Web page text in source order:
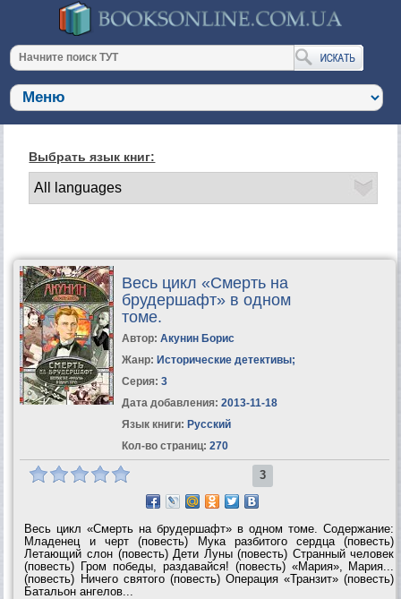
Выбрать язык книг:
Весь цикл «Смерть на
брудершафт» в одном
томе.
Автор: Акунин Борис
Жанр: Исторические детективы;
Серия: 3
Дата добавления: 2013-11-18
Язык книги: Русский
Кол-во страниц: 270
3
Весь цикл «Смерть на брудершафт» в одном томе. Содержание:
Младенец и черт (повесть) Мука разбитого сердца (повесть)
Летающий слон (повесть) Дети Луны (повесть) Странный человек
(повесть) Гром победы, раздавайся! (повесть) «Мария», Мария...
(повесть) Ничего святого (повесть) Операция «Транзит» (повесть)
Батальон ангелов...